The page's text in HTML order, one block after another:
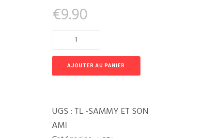
€9.90
AJOUTER AU PANIER
UGS : TL -SAMMY ET SON
AMI